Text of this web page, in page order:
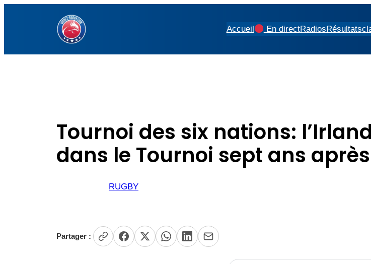
Accueil En directRadiosRésultats
Tournoi des six nations:
dans le Tournoi sept ans après
RUGBY
Partager :